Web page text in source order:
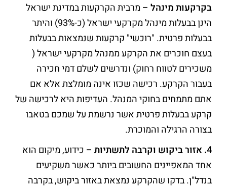
בקרקעות מינהל – מרבית הקרקעות במדינת ישראל
הינן בבעלות מינהל מקרקעי ישראל (כ-93%) והיתר
בבעלות פרטית. "רוכשי" קרקעות שנמצאות בבעלות
בעצם חוכרים את הקרקע ממנהל מקרקעי ישראל (
משכירים לטווח רחוק) ונדרשים לשלם דמי חכירה
בעבור הקרקע. רכישה שכזו אינה מומלצת אלא אם
אתם מתמחים בחוקי המנהל. העדיפות היא לרכישה של
קרקע בבעלות פרטית אשר נרשמת על שמכם בטאבו
בצורה הרגילה והמוכרת.
4. אזור ביקוש וקרבה לתשתיות
– כידוע, מיקום הוא
אחד המאפיינים החשובים ביותר כאשר משקיעים
בנדל"ן. בדקו שהקרקע נמצאת באזור ביקוש, בקרבה